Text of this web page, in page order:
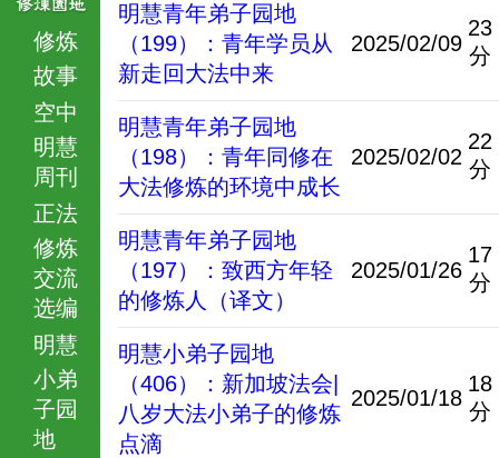
修炼
故事
空中
明慧
周刊
正法
修炼
交流
选编
明慧
小弟
子园
地
明慧青年弟子园地
（199）：青年学员从
新走回大法中来
2025/02/09
23
分
明慧青年弟子园地
（198）：青年同修在
大法修炼的环境中成长
2025/02/02
22
分
明慧青年弟子园地
（197）：致西方年轻
的修炼人（译文）
2025/01/26
17
分
明慧小弟子园地
（406）：新加坡法会|
八岁大法小弟子的修炼
点滴
2025/01/18
18
分